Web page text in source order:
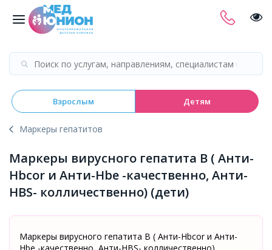
Взрослым Детям
Маркеры гепатитов
Маркеры вирусного гепатита В ( Анти-
Hbcor и Анти-Hbe -качественно, Анти-
HBS- колличественно) (дети)
Маркеры вирусного гепатита В ( Анти-Hbcor и Анти-